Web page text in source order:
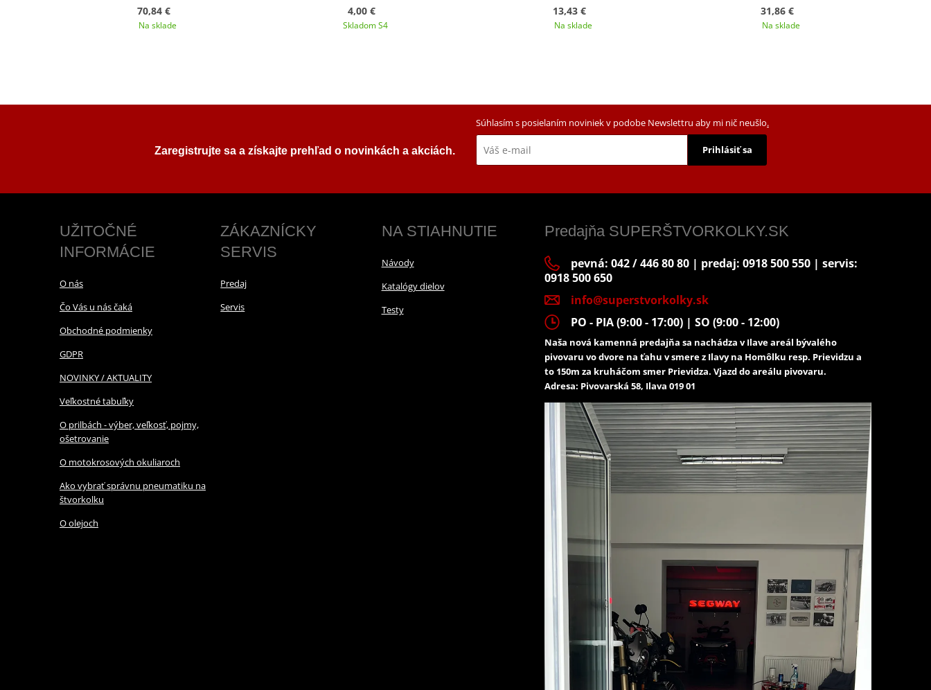
70,84 €
Na sklade
4,00 €
Skladom S4
13,43 €
Na sklade
31,86 €
Na sklade
Zaregistrujte sa a získajte prehľad o novinkách a akciách.
Súhlasím s posielaním noviniek v podobe Newslettru aby mi nič neušlo.
Prihlásiť sa
UŽITOČNÉ
INFORMÁCIE
O nás
Čo Vás u nás čaká
Obchodné podmienky
GDPR
NOVINKY / AKTUALITY
Veľkostné tabuľky
O prilbách - výber, veľkosť, pojmy,
ošetrovanie
O motokrosových okuliaroch
Ako vybrať správnu pneumatiku na
štvorkolku
O olejoch
ZÁKAZNÍCKY
SERVIS
Predaj
Servis
NA STIAHNUTIE
Návody
Katalógy dielov
Testy
Predajňa SUPERŠTVORKOLKY.SK
pevná: 042 / 446 80 80 | predaj: 0918 500 550 | servis:
0918 500 650
info@superstvorkolky.sk
PO - PIA (9:00 - 17:00) | SO (9:00 - 12:00)
Naša nová kamenná predajňa sa nachádza v Ilave areál bývalého
pivovaru vo dvore na ťahu v smere z Ilavy na Homôlku resp. Prievidzu a
to 150m za kruháčom smer Prievidza. Vjazd do areálu pivovaru.
Adresa: Pivovarská 58, Ilava 019 01